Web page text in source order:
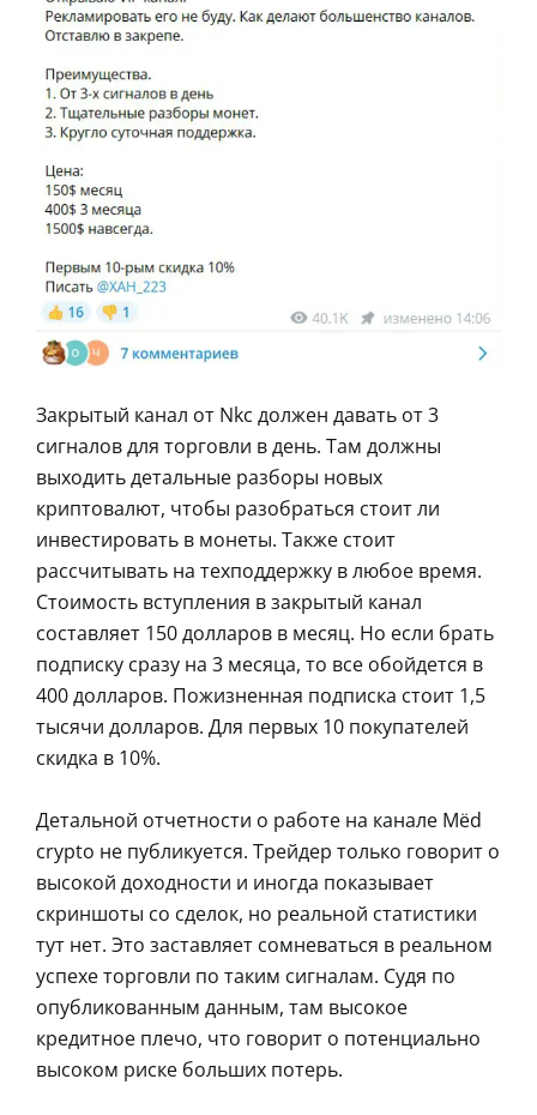
Закрытый канал от Nkc должен давать от 3
сигналов для торговли в день. Там должны
выходить детальные разборы новых
криптовалют, чтобы разобраться стоит ли
инвестировать в монеты. Также стоит
рассчитывать на техподдержку в любое время.
Стоимость вступления в закрытый канал
составляет 150 долларов в месяц. Но если брать
подписку сразу на 3 месяца, то все обойдется в
400 долларов. Пожизненная подписка стоит 1,5
тысячи долларов. Для первых 10 покупателей
скидка в 10%.
Детальной отчетности о работе на канале Mёd
crypto не публикуется. Трейдер только говорит о
высокой доходности и иногда показывает
скриншоты со сделок, но реальной статистики
тут нет. Это заставляет сомневаться в реальном
успехе торговли по таким сигналам. Судя по
опубликованным данным, там высокое
кредитное плечо, что говорит о потенциально
высоком риске больших потерь.